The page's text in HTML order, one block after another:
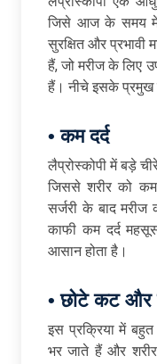
जिसे आज के समय में
सुरक्षित और प्रभावी
हैं, जो मरीज के लिए
हैं। नीचे इसके प्रमुख
•कम दर्द
लैप्रोस्कोपी में बड़े
जिससे शरीर को
सर्जरी के बाद
काफी कम दर्द
आसान होता है।
•छोटे कट और
इस प्रक्रिया में बहुत
भर जाते हैं और